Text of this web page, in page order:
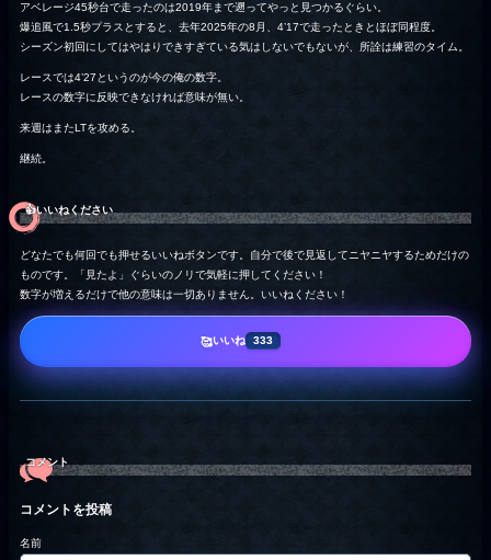
アベレージ45秒台で走ったのは2019年まで遡ってやっと見つかるぐらい。
爆追風で1.5秒プラスとすると、去年2025年の8月、4’17で走ったときとほぼ同程度。
シーズン初回にしてはやはりできすぎている気はしないでもないが、所詮は練習のタイム。
レースでは4’27というのが今の俺の数字。
レースの数字に反映できなければ意味が無い。
来週はまたLTを攻める。
継続。
👍️いいねください
どなたでも何回でも押せるいいねボタンです。自分で後で見返してニヤニヤするためだけの
ものです。「見たよ」ぐらいのノリで気軽に押してください！
数字が増えるだけで他の意味は一切ありません。いいねください！
🥰いいね 333
コメント
コメントを投稿
名前